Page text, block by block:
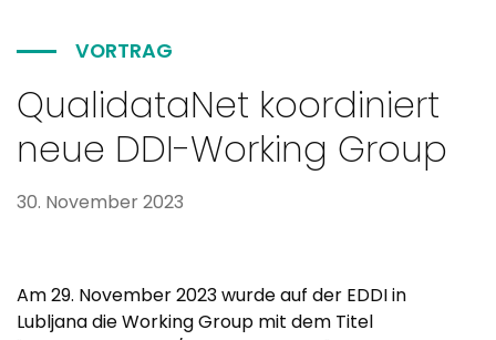
VORTRAG
QualidataNet koordiniert
neue DDI-Working Group
30. November 2023
Am 29. November 2023 wurde auf der EDDI in
Lubljana die Working Group mit dem Titel